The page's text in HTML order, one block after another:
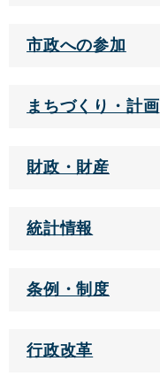
市政への参加
まちづくり・計画
財政・財産
統計情報
条例・制度
行政改革